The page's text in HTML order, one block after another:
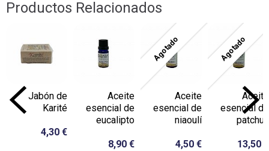
Productos Relacionados
Jabón de
Karité
4,30 €
Aceite
esencial de
eucalipto
8,90 €
Agotado
Aceite
esencial de
niaoulí
4,50 €
Agotado
Aceite
esencial de
patchuli
13,50 €